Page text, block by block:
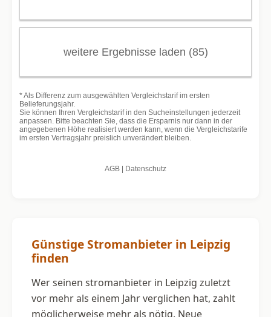
Günstige Stromanbieter in Leipzig
finden
Wer seinen stromanbieter in Leipzig zuletzt
vor mehr als einem Jahr verglichen hat, zahlt
möglicherweise mehr als nötig. Neue